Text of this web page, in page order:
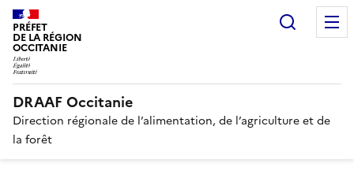
PRÉFET
DE LA RÉGION
OCCITANIE
DRAAF Occitanie
Direction régionale de l’alimentation, de l’agriculture et de
la forêt